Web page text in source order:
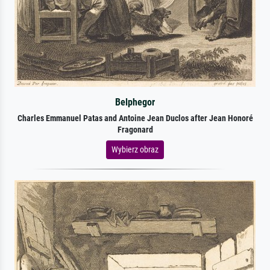
Belphegor
Charles Emmanuel Patas and Antoine Jean Duclos after Jean Honoré
Fragonard
Wybierz obraz